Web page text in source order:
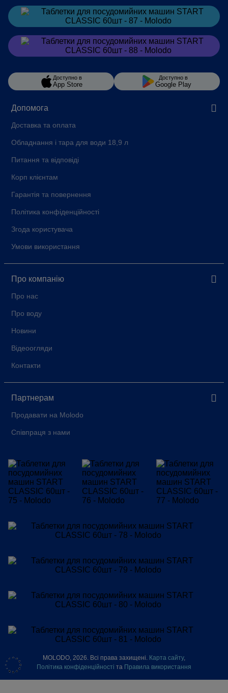
MOLODO, 2026. Всі права захищені. Карта сайту,
Політика конфіденційності та Правила використання
Допомога
Доставка та оплата
Обладнання і тара для води 18,9 л
Питання та відповіді
Корп клієнтам
Гарантія та повернення
Політика конфіденційності
Згода користувача
Умови використання
Про компанію
Про нас
Про воду
Новини
Відеоогляди
Контакти
Партнерам
Продавати на Molodo
Співпраця з нами
Замовитив Telegram
Замовитив Viber
Доступно в
App Store
Доступно в
Google Play